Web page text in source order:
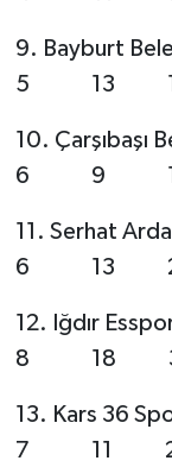
9.
5 13
10.
6 9
11.
6 13
12.
8 18
13.
7 11